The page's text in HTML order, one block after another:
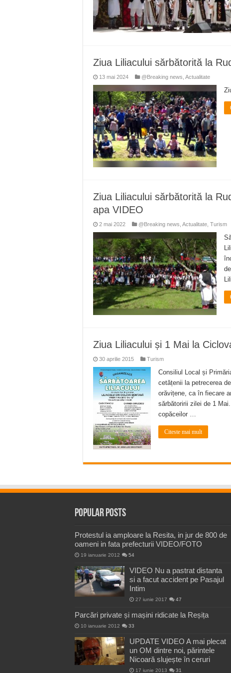
Ziua Liliacului sărbătorită la
13 mai 2024 @Breaking news Actualitate
Ziua Liliacului sărbătorită la
apa VIDEO
2 mai 2022 @Breaking news Actualitate Turism
Ziua Liliacului și 1 Mai la
30 aprilie 2015 Turism
Consiliul Local și
cetățenii la petrecerea
orăvițene, ca în fiecare
sărbătoririi zilei de 1
copăceilor …
Citeste mai mult
Popular Posts
Protestul ia amploare la Resita, in jur de 800 de
oameni in fata prefecturii VIDEO/FOTO
19 ianuarie 2012 54
VIDEO Nu a pastrat distanta
si a facut accident pe Pasajul
Intim
27 iunie 2017 47
Parcări private și mașini ridicate la Reșița
10 ianuarie 2012 33
UPDATE VIDEO A mai plecat
un OM dintre noi, părintele
Nicoară slujește în ceruri
17 iunie 2013 31